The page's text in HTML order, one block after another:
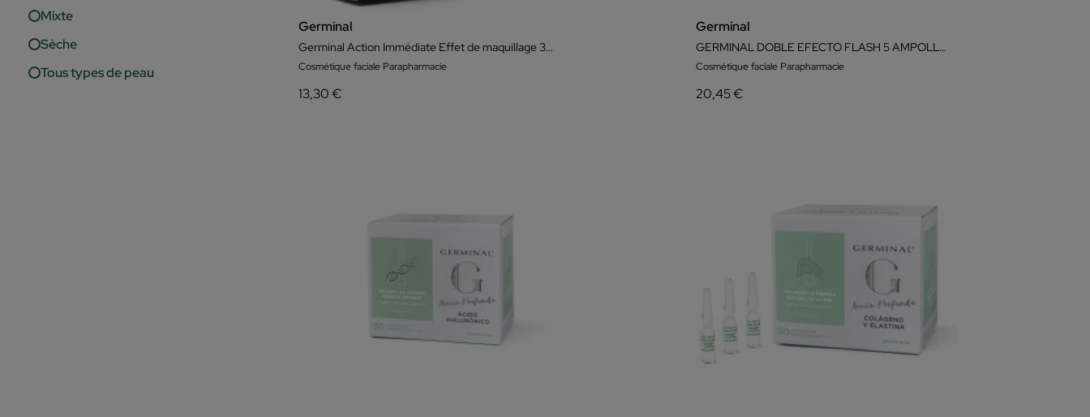
Levage
Luminosité
Nutrition
Mixte
Sèche
Tous types de peau
Germinal
Germinal Action Immédiate Effet de maquillage 3 Ampoules
Cosmétique faciale Parapharmacie
13,30 €
Germinal
GERMINAL DOBLE EFECTO FLASH 5 AMPOLLAS
Cosmétique faciale Parapharmacie
20,45 €